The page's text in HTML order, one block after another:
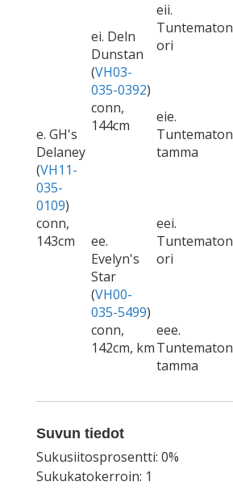
e. GH's
Delaney
(VH11-
035-
0109)
conn,
143cm
ei. Deln
Dunstan
(VH03-
035-0392)
conn,
144cm
eii.
Tuntematon
ori
eie.
Tuntematon
tamma
ee.
Evelyn's
Star
(VH00-
035-5499)
conn,
142cm, km
eei.
Tuntematon
ori
eee.
Tuntematon
tamma
Suvun tiedot
Sukusiitosprosentti: 0%
Sukukatokerroin: 1